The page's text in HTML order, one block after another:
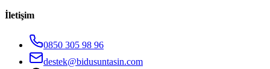
İletişim
0850 305 98 96
destek@bidusuntasin.com